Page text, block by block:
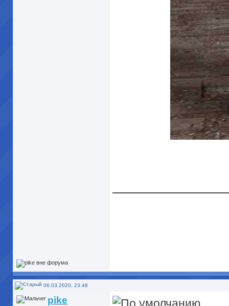
06.03.2020, 23:48
pike